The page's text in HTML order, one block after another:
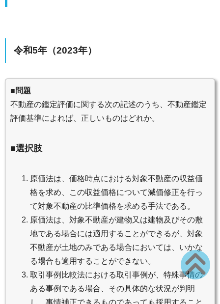
令和5年（2023年）
■問題
不動産の鑑定評価に関する次の記述のうち、不動産鑑定
評価基準によれば、正しいものはどれか。
■選択肢
原価法は、価格時点における対象不動産の収益価
格を求め、この収益価格について減価修正を行っ
て対象不動産の比準価格を求める手法である。
原価法は、対象不動産が建物又は建物及びその敷
地である場合には適用することができるが、対象
不動産が土地のみである場合においては、いかな
る場合も適用することができない。
取引事例比較法における取引事例が、特殊事情の
ある事例である場合、その具体的な状況が判明
し、事情補正できるものであっても採用すること